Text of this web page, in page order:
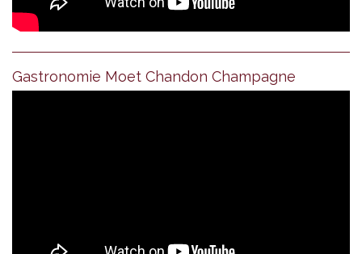
Gastronomie Moet Chandon Champagne